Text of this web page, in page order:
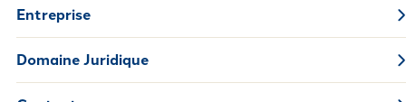
Entreprise
Domaine Juridique